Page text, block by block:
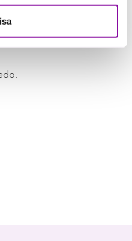
där vi tillsammans
kan skapa störst
tar fram konkreta